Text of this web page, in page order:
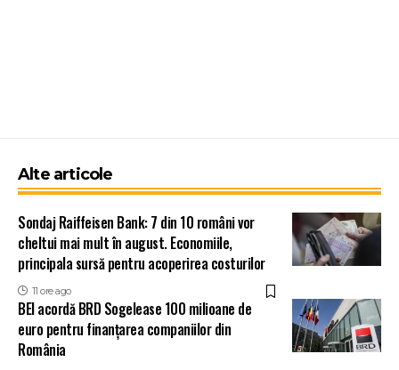
Alte articole
Sondaj Raiffeisen Bank: 7 din 10 români vor
cheltui mai mult în august. Economiile,
principala sursă pentru acoperirea costurilor
11 ore ago
BEI acordă BRD Sogelease 100 milioane de
euro pentru finanțarea companiilor din
România